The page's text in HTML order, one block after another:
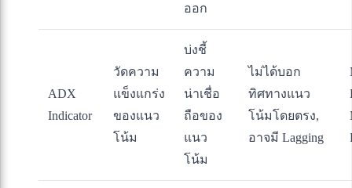
ออก
ADX
Indicator
วัดความ
แข็งแกร่ง
ของแนว
โน้ม
บ่งชี้
ความ
น่าเชื่อ
ถือของ
แนว
โน้ม
ไม่ได้บอก
ทิศทางแนว
โน้มโดยตรง,
อาจมี Lagging